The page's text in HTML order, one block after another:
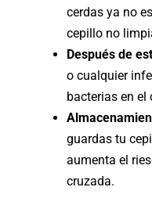
cerdas ya no
cepillo no
Después de
o cualquier
bacterias en el
guardas tu
aumenta el
cruzada.